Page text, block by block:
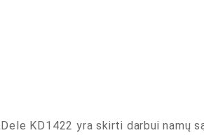
KD1422 yra skirti darbui namų